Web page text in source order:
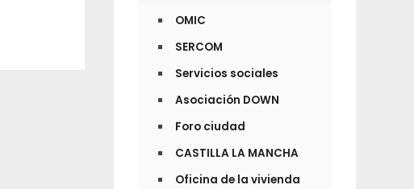
OMIC
SERCOM
Servicios sociales
Asociación DOWN
Foro ciudad
CASTILLA LA MANCHA
Oficina de la vivienda